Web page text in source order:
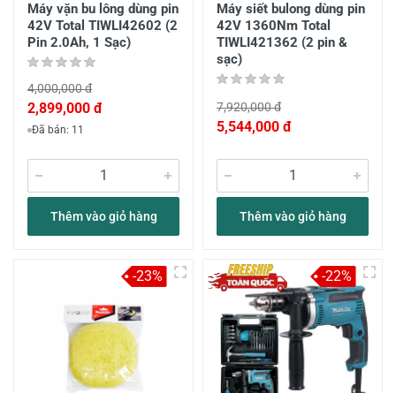
Máy vặn bu lông dùng pin
42V Total TIWLI42602 (2
Pin 2.0Ah, 1 Sạc)
4,000,000 đ
2,899,000 đ
Đã bán: 11
Thêm vào giỏ hàng
Máy siết bulong dùng pin
42V 1360Nm Total
TIWLI421362 (2 pin &
sạc)
7,920,000 đ
5,544,000 đ
Thêm vào giỏ hàng
-23% -22%